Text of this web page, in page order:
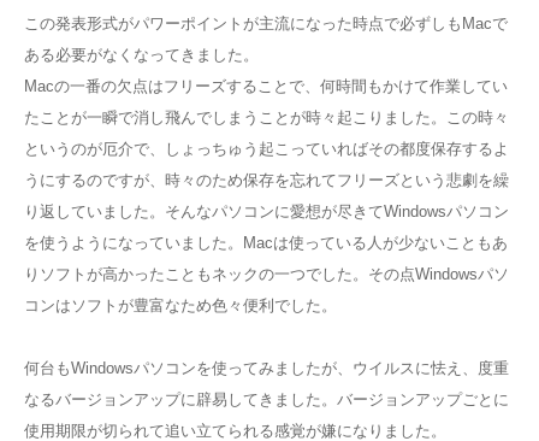
この発表形式がパワーポイントが主流になった時点で必ずしもMacで
ある必要がなくなってきました。
Macの一番の欠点はフリーズすることで、何時間もかけて作業してい
たことが一瞬で消し飛んでしまうことが時々起こりました。この時々
というのが厄介で、しょっちゅう起こっていればその都度保存するよ
うにするのですが、時々のため保存を忘れてフリーズという悲劇を繰
り返していました。そんなパソコンに愛想が尽きてWindowsパソコン
を使うようになっていました。Macは使っている人が少ないこともあ
りソフトが高かったこともネックの一つでした。その点Windowsパソ
コンはソフトが豊富なため色々便利でした。
何台もWindowsパソコンを使ってみましたが、ウイルスに怯え、度重
なるバージョンアップに辟易してきました。バージョンアップごとに
使用期限が切られて追い立てられる感覚が嫌になりました。